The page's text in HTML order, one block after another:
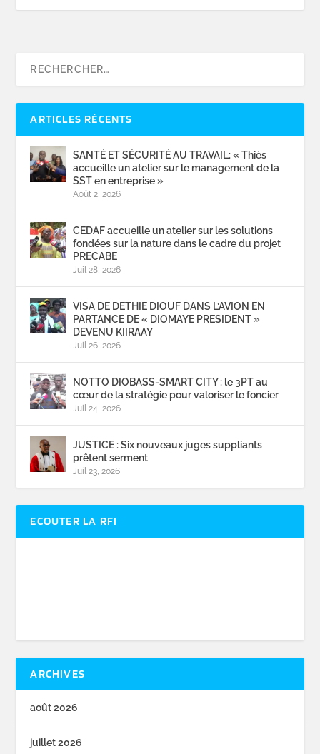
ARTICLES RÉCENTS
SANTÉ ET SÉCURITÉ AU TRAVAIL: « Thiès
accueille un atelier sur le management de la
SST en entreprise »
Août 2, 2026
CEDAF accueille un atelier sur les solutions
fondées sur la nature dans le cadre du projet
PRECABE
Juil 28, 2026
VISA DE DETHIE DIOUF DANS L’AVION EN
PARTANCE DE « DIOMAYE PRESIDENT »
DEVENU KIIRAAY
Juil 26, 2026
NOTTO DIOBASS-SMART CITY : le 3PT au
cœur de la stratégie pour valoriser le foncier
Juil 24, 2026
JUSTICE : Six nouveaux juges suppliants
prêtent serment
Juil 23, 2026
ECOUTER LA RFI
ARCHIVES
août 2026
juillet 2026